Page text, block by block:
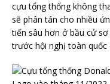
cựu tổng thống không
sẽ phân tán cho nhiều
tiến sâu hơn ở bầu cử
trước hội nghị toàn quốc